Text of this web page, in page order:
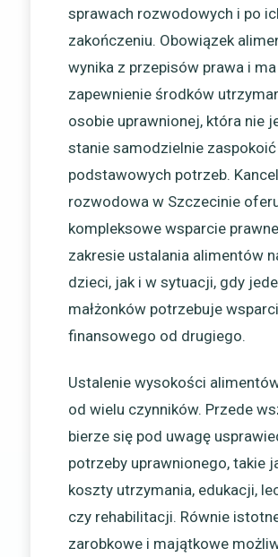
sprawach rozwodowych i po
zakończeniu. Obowiązek
wynika z przepisów prawa i
zapewnienie środków
osobie uprawnionej, która nie
stanie samodzielnie
podstawowych potrzeb.
rozwodowa w Szczecinie
kompleksowe wsparcie
zakresie ustalania alimentów
dzieci, jak i w sytuacji, gdy
małżonków potrzebuje
finansowego od drugiego.
Ustalenie wysokości
od wielu czynników. Przede
bierze się pod uwagę
potrzeby uprawnionego, takie
koszty utrzymania, edukacji,
czy rehabilitacji. Równie
zarobkowe i majątkowe